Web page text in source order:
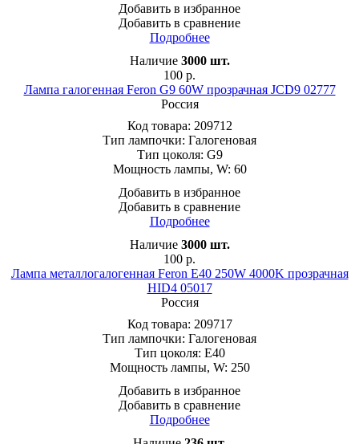
Добавить в избранное
Добавить в сравнение
Подробнее
Наличие 3000 шт.
100 р.
Лампа галогенная Feron G9 60W прозрачная JCD9 02777
Россия
Код товара: 209712
Тип лампочки: Галогеновая
Тип цоколя: G9
Мощность лампы, W: 60
Добавить в избранное
Добавить в сравнение
Подробнее
Наличие 3000 шт.
100 р.
Лампа металлогалогенная Feron E40 250W 4000K прозрачная
HID4 05017
Россия
Код товара: 209717
Тип лампочки: Галогеновая
Тип цоколя: E40
Мощность лампы, W: 250
Добавить в избранное
Добавить в сравнение
Подробнее